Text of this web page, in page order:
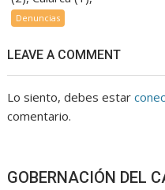
Denuncias
LEAVE A COMMENT
Lo siento, debes estar
comentario.
GOBERNACIÓN DEL